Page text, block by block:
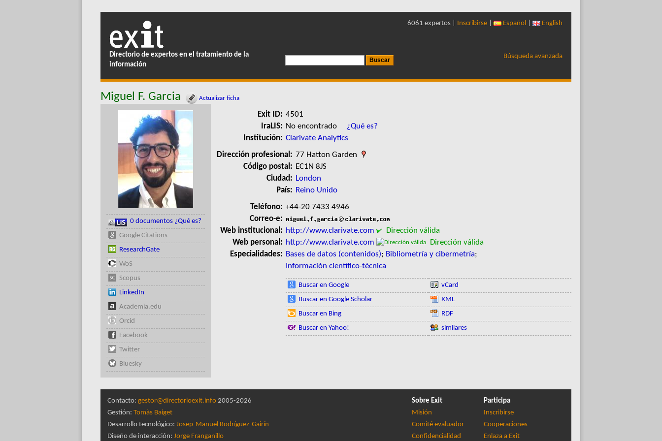
Directorio de expertos en el tratamiento de la
información
6061 expertos | Inscribirse Español English
Búsqueda avanzada
Miguel F. Garcia Actualizar ficha
0 documentos ¿Qué es?
Google Citations
ResearchGate
WoS
Scopus
LinkedIn
Academia.edu
Orcid
Facebook
Twitter
Bluesky
Exit ID: 4501
IraLIS: No encontrado ¿Qué es?
Institución: Clarivate Analytics
Dirección profesional: 77 Hatton Garden
Código postal: EC1N 8JS
Ciudad: London
País: Reino Unido
Teléfono: +44-20 7433 4946
Correo-e:
Web institucional: http://www.clarivate.com
Dirección válida
Web personal: http://www.clarivate.com
Dirección válida
Especialidades: Bases de datos (contenidos); Bibliometría y cibermetría;
Información científico-técnica
Buscar en Google
Buscar en Google Scholar
Buscar en Bing
Buscar en Yahoo!
vCard
XML
RDF
similares
Contacto: gestor@directorioexit.info 2005-2026
Gestión: Tomàs Baiget
Desarrollo tecnológico: Josep-Manuel Rodríguez-Gairín
Diseño de interacción: Jorge Franganillo
Sobre Exit
Misión
Comité evaluador
Confidencialidad
Participa
Inscribirse
Cooperaciones
Enlaza a Exit